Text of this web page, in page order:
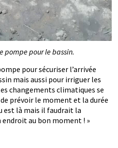
pompe pour le bassin.
pour sécuriser l’arrivée
mais aussi pour irriguer les
changements climatiques se
prévoir le moment et la durée
est là mais il faudrait la
endroit au bon moment ! »